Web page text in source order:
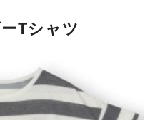
Tシャツ